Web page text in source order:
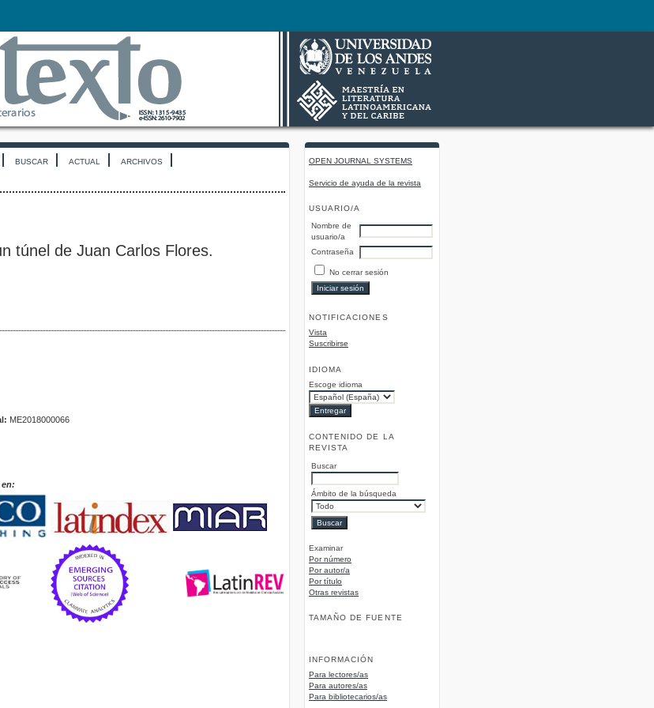
OPEN JOURNAL SYSTEMS
Servicio de ayuda de la revista
USUARIO/A
Nombre de
usuario/a
Contraseña
No cerrar sesión
NOTIFICACIONES
Vista
Suscribirse
IDIOMA
Escoge idioma
CONTENIDO DE LA
REVISTA
Buscar
Ámbito de la búsqueda
Examinar
Por número
Por autor/a
Por título
Otras revistas
TAMAÑO DE FUENTE
INFORMACIÓN
Para lectores/as
Para autores/as
Para bibliotecarios/as
BUSCAR ACTUAL ARCHIVOS
túnel de Juan Carlos Flores.
ME2018000066